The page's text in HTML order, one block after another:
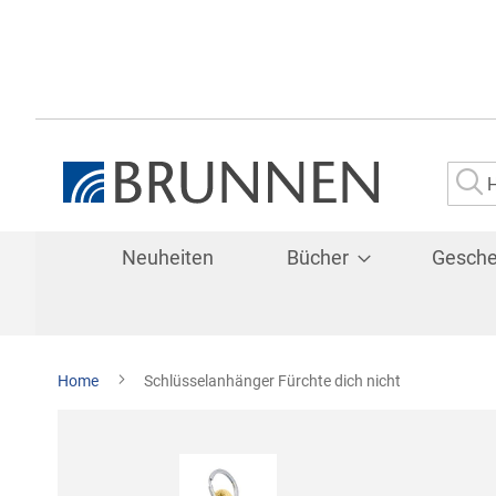
Neuheiten Bücher
Home Schlüsselanhänger Fürchte dich nicht